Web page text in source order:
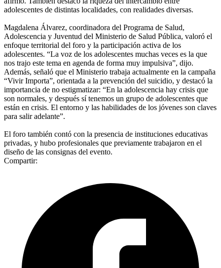
adolescentes de distintas localidades, con realidades diversas.
Magdalena Álvarez, coordinadora del Programa de Salud,
Adolescencia y Juventud del Ministerio de Salud Pública, valoró el
enfoque territorial del foro y la participación activa de los
adolescentes. “La voz de los adolescentes muchas veces es la que
nos trajo este tema en agenda de forma muy impulsiva”, dijo.
Además, señaló que el Ministerio trabaja actualmente en la campaña
“Vivir Importa”, orientada a la prevención del suicidio, y destacó la
importancia de no estigmatizar: “En la adolescencia hay crisis que
son normales, y después sí tenemos un grupo de adolescentes que
están en crisis. El entorno y las habilidades de los jóvenes son claves
para salir adelante”.
El foro también contó con la presencia de instituciones educativas
privadas, y hubo profesionales que previamente trabajaron en el
diseño de las consignas del evento.
Compartir: